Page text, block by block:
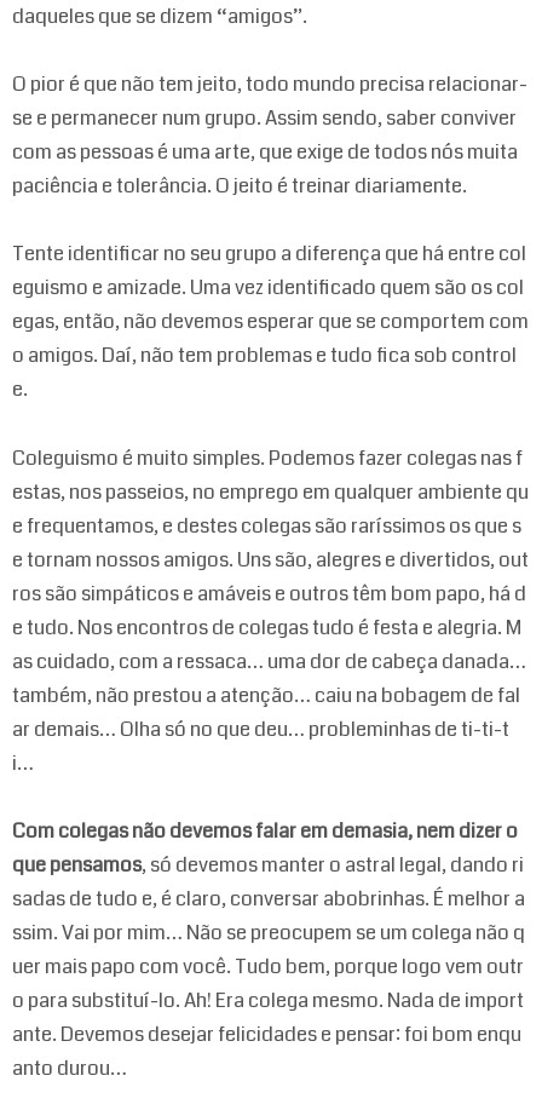
daqueles que se dizem “amigos”.
O pior é que não tem jeito, todo mundo precisa relacionar-
se e permanecer num grupo. Assim sendo, saber conviver
com as pessoas é uma arte, que exige de todos nós muita
paciência e tolerância. O jeito é treinar diariamente.
Tente identificar no seu grupo a diferença que há entre col
eguismo e amizade. Uma vez identificado quem são os col
egas, então, não devemos esperar que se comportem com
o amigos. Daí, não tem problemas e tudo fica sob control
e.
Coleguismo é muito simples. Podemos fazer colegas nas f
estas, nos passeios, no emprego em qualquer ambiente qu
e frequentamos, e destes colegas são raríssimos os que s
e tornam nossos amigos. Uns são, alegres e divertidos, out
ros são simpáticos e amáveis e outros têm bom papo, há d
e tudo. Nos encontros de colegas tudo é festa e alegria. M
as cuidado, com a ressaca… uma dor de cabeça danada…
também, não prestou a atenção… caiu na bobagem de fal
ar demais… Olha só no que deu… probleminhas de ti-ti-t
i…
Com colegas não devemos falar em demasia, nem dizer o
que pensamos, só devemos manter o astral legal, dando ri
sadas de tudo e, é claro, conversar abobrinhas. É melhor a
ssim. Vai por mim… Não se preocupem se um colega não q
uer mais papo com você. Tudo bem, porque logo vem outr
o para substituí-lo. Ah! Era colega mesmo. Nada de import
ante. Devemos desejar felicidades e pensar: foi bom enqu
anto durou…